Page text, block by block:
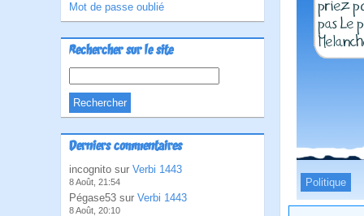
Mot de passe oublié
Rechercher sur le site
Derniers commentaires
incognito sur Verbi 1443
8 Août, 21:54
Pégase53 sur Verbi 1443
8 Août, 20:10
Politique